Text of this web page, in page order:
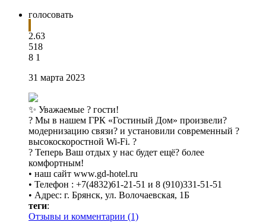
голосовать
2.63
518
8 1
31 марта 2023
✨ Уважаемые ? гости!
? Мы в нашем ГРК «Гостиный Дом» произвели?
модернизацию связи? и установили современный ?
высокоскоростной Wi-Fi. ?
? Теперь Ваш отдых у нас будет ещё? более
комфортным!
• наш сайт www.gd-hotel.ru
• Телефон : +7(4832)61-21-51 и 8 (910)331-51-51
• Адрес: г. Брянск, ул. Волочаевская, 1Б
теги:
Отзывы и комментарии (1)